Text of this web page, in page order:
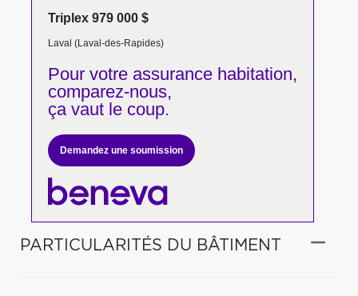
Triplex 979 000 $
Laval (Laval-des-Rapides)
Pour votreassurance habitation,
comparez-nous,
ça vaut le coup.
Demandez une soumission
PARTICULARITÉS DU BÂTIMENT